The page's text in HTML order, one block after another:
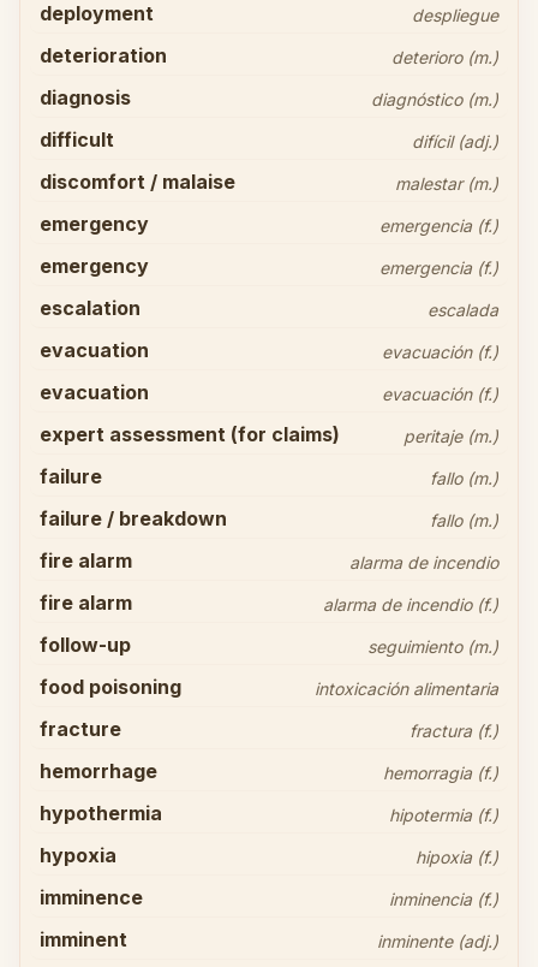
deployment despliegue
deterioration deterioro (m.)
diagnosis diagnóstico (m.)
difficult difícil (adj.)
discomfort / malaise malestar (m.)
emergency emergencia (f.)
emergency emergencia (f.)
escalation escalada
evacuation evacuación (f.)
evacuation evacuación (f.)
expert assessment (for claims) peritaje (m.)
failure fallo (m.)
failure / breakdown fallo (m.)
fire alarm alarma de incendio
fire alarm alarma de incendio (f.)
follow-up seguimiento (m.)
food poisoning intoxicación alimentaria
fracture fractura (f.)
hemorrhage hemorragia (f.)
hypothermia hipotermia (f.)
hypoxia hipoxia (f.)
imminence inminencia (f.)
imminent inminente (adj.)